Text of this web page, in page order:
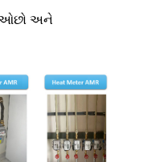
ઓછો અને